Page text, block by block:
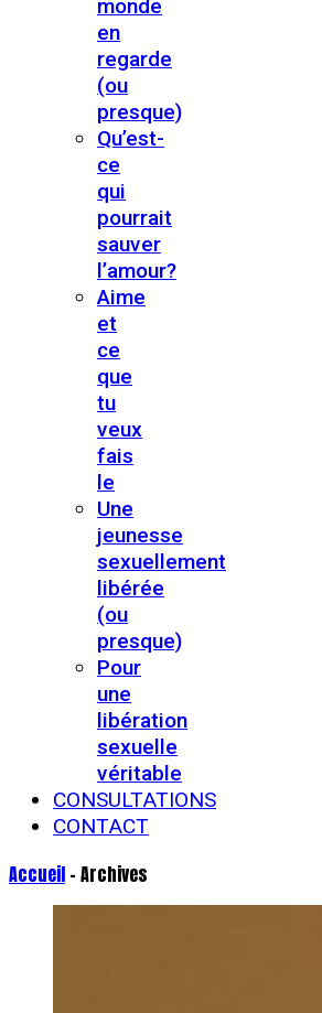
monde
en
regarde
(ou
presque)
Qu’est-
ce
qui
pourrait
sauver
l’amour?
Aime
et
ce
que
tu
veux
fais
le
Une
jeunesse
sexuellement
libérée
(ou
presque)
Pour
une
libération
sexuelle
véritable
CONSULTATIONS
CONTACT
Accueil - Archives